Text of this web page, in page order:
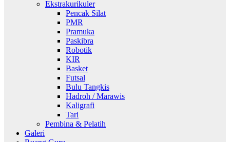
Ekstrakurikuler
Pencak Silat
PMR
Pramuka
Paskibra
Robotik
KIR
Basket
Futsal
Bulu Tangkis
Hadroh / Marawis
Kaligrafi
Tari
Pembina & Pelatih
Galeri